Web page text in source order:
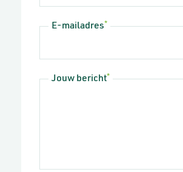
E-mailadres*
Jouw bericht*